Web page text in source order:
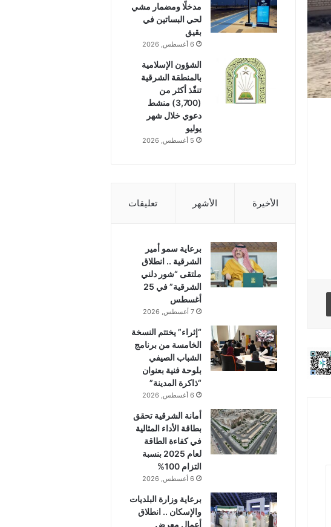
مدخلًا ومضمار مشي
لحي البساتين في
بقيق
6 أغسطس, 2026
الشؤون الإسلامية
بالمنطقة الشرقية
تنفّذ أكثر من
(3,700) منشط
دعوي خلال شهر
يوليو
5 أغسطس, 2026
الأخيرة الأشهر تعليقات
برعاية سمو أمير
الشرقية .. انطلاق
ملتقى “شور دلني
الشرقية” في 25
أغسطس
7 أغسطس, 2026
“إثراء” يختتم النسخة
الخامسة من برنامج
الشباب الصيفي
بلوحة فنية بعنوان
“ذاكرة المدينة”
6 أغسطس, 2026
أمانة الشرقية تحقق
بطاقة الأداء المثالية
في كفاءة الطاقة
لعام 2025 بنسبة
التزام 100%
6 أغسطس, 2026
برعاية وزارة البلديات
والإسكان .. انطلاق
أعمال معرض